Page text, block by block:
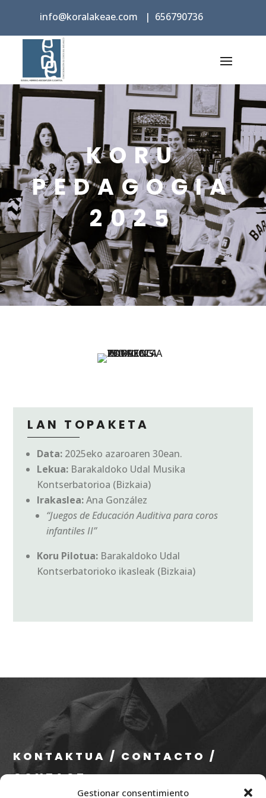
Gestionar consentimiento
info@koralakeae.com | 656790736
KORU
PEDAGOGIA
2025
LAN TOPAKETA
Data: 2025eko azaroaren 30ean.
Lekua: Barakaldoko Udal Musika
Kontserbatorioa (Bizkaia)
Irakaslea:Ana González
“Juegos de Educación Auditiva para coros
infantiles II”
Koru Pilotua: Barakaldoko Udal
Kontserbatorioko ikasleak (Bizkaia)
KONTAKTUA / CONTACTO /
CONTACT